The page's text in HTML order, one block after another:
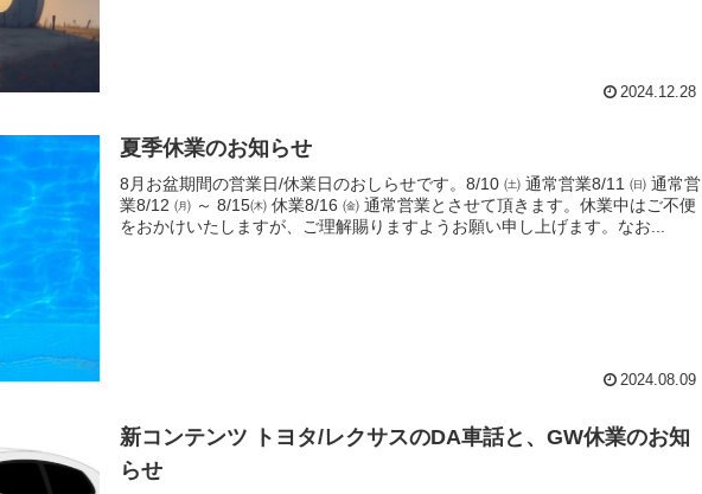
2024.12.28
夏季休業のお知らせ
8月お盆期間の営業日/休業日のおしらせです。8/10 ㈯ 通常営業8/11 ㈰ 通常営
業8/12 ㈪ ～ 8/15㈭ 休業8/16 ㈮ 通常営業とさせて頂きます。休業中はご不便
をおかけいたしますが、ご理解賜りますようお願い申し上げます。なお...
2024.08.09
新コンテンツ トヨタ/レクサスのDA車話と、GW休業のお知
らせ